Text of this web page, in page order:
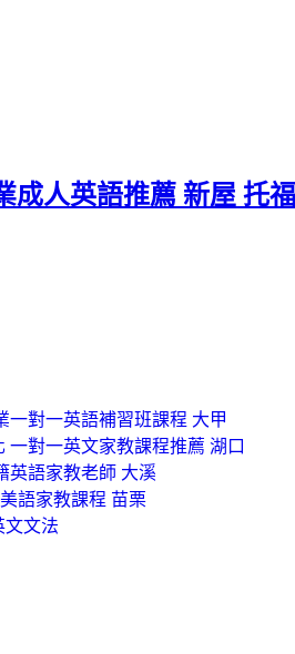
人英語推薦 新屋 托
一對一英語補習班課程 大甲
對一英文家教課程推薦 湖口
英語家教老師 大溪
語家教課程 苗栗
文文法